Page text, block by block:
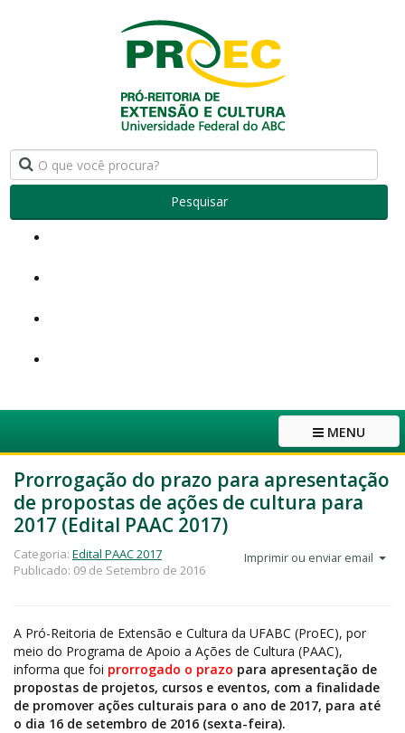
Pesquisar
MENU
Prorrogação do prazo para apresentação
de propostas de ações de cultura para
2017 (Edital PAAC 2017)
Imprimir ou enviar email
Categoria: Edital PAAC 2017
Publicado: 09 de Setembro de 2016
A Pró-Reitoria de Extensão e Cultura da UFABC (ProEC), por
meio do Programa de Apoio a Ações de Cultura (PAAC),
informa que foi prorrogado o prazo para apresentação de
propostas de projetos, cursos e eventos, com a finalidade
de promover ações culturais para o ano de 2017, para até
o dia 16 de setembro de 2016 (sexta-feira).